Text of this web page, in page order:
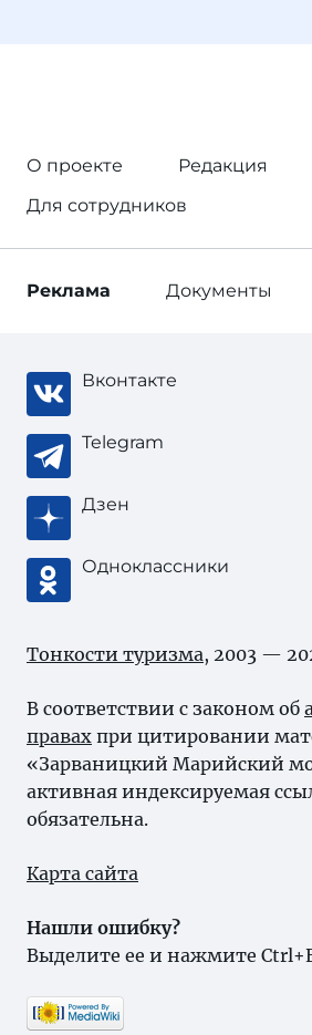
О проекте
Редакция
Для сотрудников
Реклама Документы
Вконтакте
Telegram
Дзен
Одноклассники
Тонкости туризма, 2003 —
В соответствии с законом об
правах при цитировании
«Зарваницкий Марийский
активная индексируемая
обязательна.
Карта сайта
Нашли ошибку?
Выделите ее и нажмите